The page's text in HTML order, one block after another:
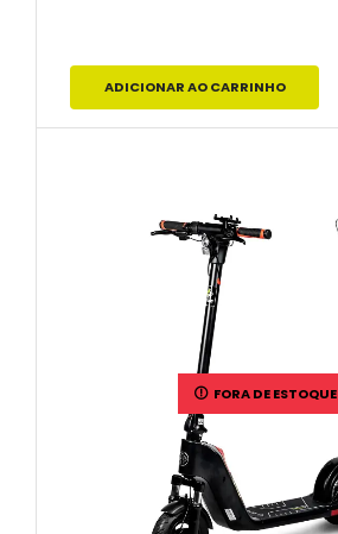
ADICIONAR AO CARRINHO
FORA DE ESTOQUE